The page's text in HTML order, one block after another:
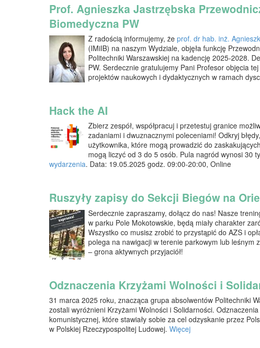
Prof. Agnieszka Jastrzębska
Biomedyczna PW
Z radością informujemy, że prof. dr hab. inż.
(IMiIB) na naszym Wydziale, objęła funkcję
Politechniki Warszawskiej na kadencję 2025-2028.
PW. Serdecznie gratulujemy Pani Profesor objęcia
projektów naukowych i dydaktycznych w ramach
Hack the AI
Zbierz zespół, współpracuj i przetestuj granice
zadaniami i dwuznacznymi poleceniami! Odkryj
użytkownika, które mogą prowadzić do
mogą liczyć od 3 do 5 osób. Pula nagród wynosi 30
wydarzenia. Data: 19.05.2025 godz. 09:00-20:00, Online
Ruszyły zapisy do Sekcji Biegów na
Serdecznie zapraszamy, dołącz do nas! Nasze
w parku Pole Mokotowskie, będą miały charakter
Wszystko co musisz zrobić to przystąpić do AZS i
polega na nawigacji w terenie parkowym lub leśnym
– grona aktywnych przyjaciół!
Odznaczenia Krzyżami Wolności i
31 marca 2025 roku, znacząca grupa absolwentów Politechniki
zostali wyróżnieni Krzyżami Wolności i Solidarności.
komunistycznej, które stawiały sobie za cel odzyskanie przez
w Polskiej Rzeczypospolitej Ludowej. Więcej